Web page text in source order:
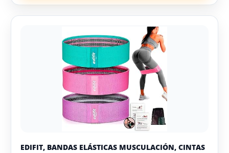
EDIFIT, BANDAS ELÁSTICAS MUSCULACIÓN, CINTAS